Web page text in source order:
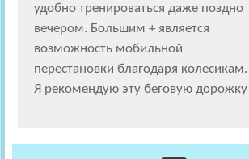
удобно тренироваться даже поздно
вечером. Большим + является
возможность мобильной
перестановки благодаря колесикам.
Я рекомендую эту беговую